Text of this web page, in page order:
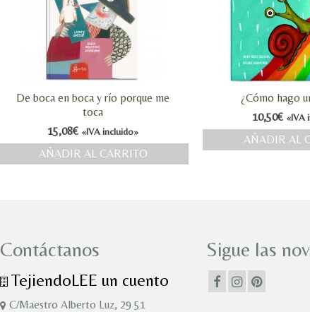
De boca en boca y río porque me
toca
15,08€ «IVA incluido»
AÑADIR AL CARRITO
¿Cómo hago
10,50€ «IVA
AÑADIR AL
Contáctanos
TejiendoLEE un cuento
C/Maestro Alberto Luz, 29 51
Sigue las